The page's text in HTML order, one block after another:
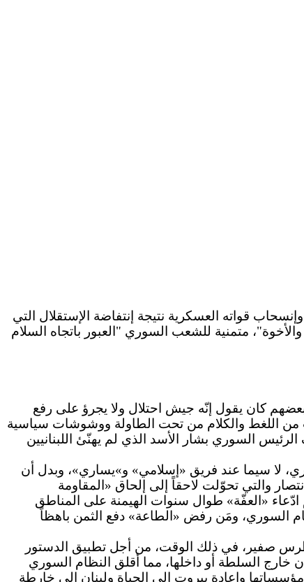
عن لبنان وإنسحاب قواته العسكرية نتيجة إنتفاضة الإستقلال التي
متمنية للشعب السوري "العبور باتجاه السلام
كان يقول إنّه جيش احتلال ولا يجرؤ على رفع
من اللغط والكلام من تحت الطاولة ووشوشات سياسية
على اللبنانيين وأوّلها موقف الرئيس السوري بشار الأسد الذي لم يهنّئ اللبنانيين
لا سيما عند فريق «إسلامي» و»يساري»، وبدل أن
والتي تحوّلت لاحقاً إلى إلحاق «المقاومة
«العفّة» طوال سنوات الهيمنة على المناطق
السوري، ومَن رفض «الطاعة» دفع الثمن باهظاً
صفير، في ذلك الوقت، من أجل تطبيق الدستور
خارج السلطة أو داخلها، مما أقلق النظام السوري
وإعادة بيروت إلى الحياة ولبنان إلى خارطة